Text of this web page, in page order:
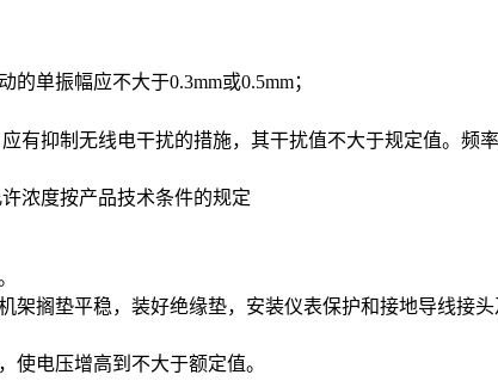
的单振幅应不大于0.3mm或0.5mm；
有抑制无线电干扰的措施，其干扰值不大于规定值。频
浓度按产品技术条件的规定
搁垫平稳，装好绝缘垫，安装仪表保护和接地导线接头
使电压增高到不大于额定值。